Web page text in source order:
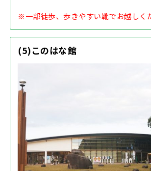
※一部徒歩、歩きやすい靴でお越しく
(5)このはな館